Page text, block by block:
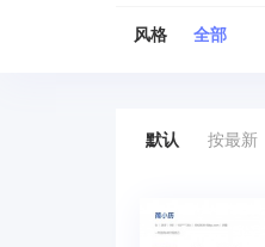
风格 全部
默认 按最新